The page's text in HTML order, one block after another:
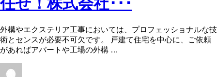
外構やエクステリア工事においては、プロフェッショナルな技
術とセンスが必要不可欠です。 戸建て住宅を中心に、ご依頼
があればアパートや工場の外構 …